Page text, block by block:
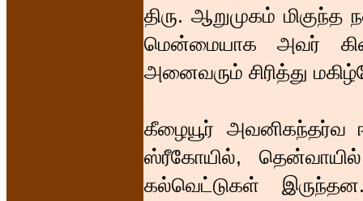
திரு. ஆறுமுகம்
மென்மையாக அவர்
அனைவரும் சிரித்து
கீழையூர் அவனிகந்தர்வ
ஸ்ரீகோயில்,
கல்வெட்டுகள்